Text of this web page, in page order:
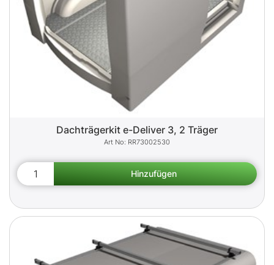
Dachträgerkit e-Deliver 3, 2 Träger
RR73002530